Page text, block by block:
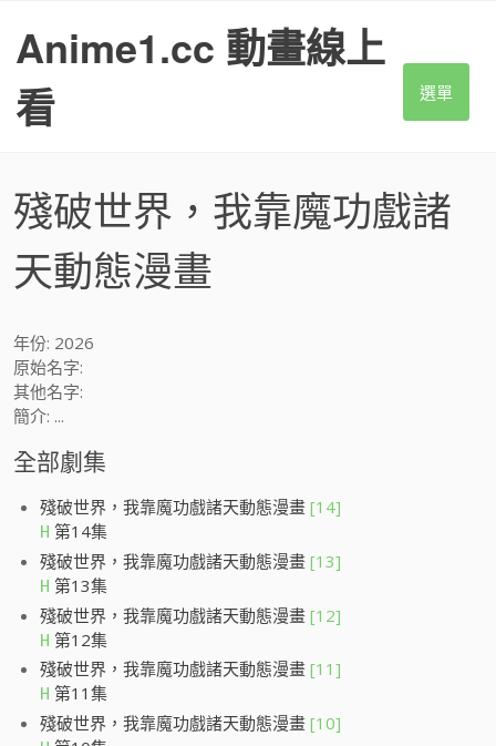
Anime1.cc 動畫線上
看
選單
殘破世界，我靠魔功戲諸
天動態漫畫
年份: 2026
原始名字:
其他名字:
簡介: ...
全部劇集
殘破世界，我靠魔功戲諸天動態漫畫 [14]
H 第14集
殘破世界，我靠魔功戲諸天動態漫畫 [13]
H 第13集
殘破世界，我靠魔功戲諸天動態漫畫 [12]
H 第12集
殘破世界，我靠魔功戲諸天動態漫畫 [11]
H 第11集
殘破世界，我靠魔功戲諸天動態漫畫 [10]